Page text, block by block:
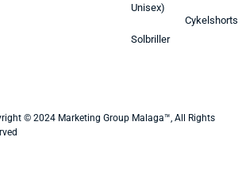
Unisex)
Solbriller
Cykelshorts
© 2024 Marketing Group Malaga™, All Rights